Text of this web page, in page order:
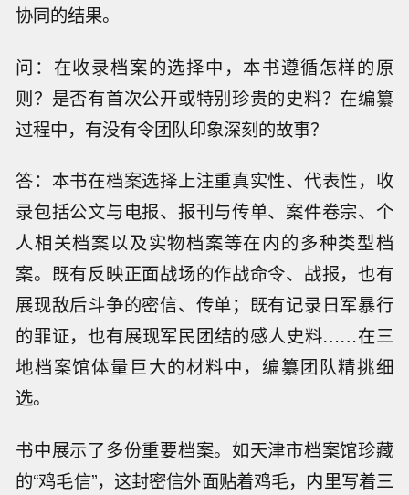
协同的结果。
问：在收录档案的选择中，本书遵循怎样的原
则？是否有首次公开或特别珍贵的史料？在编纂
过程中，有没有令团队印象深刻的故事？
答：本书在档案选择上注重真实性、代表性，收
录包括公文与电报、报刊与传单、案件卷宗、个
人相关档案以及实物档案等在内的多种类型档
案。既有反映正面战场的作战命令、战报，也有
展现敌后斗争的密信、传单；既有记录日军暴行
的罪证，也有展现军民团结的感人史料……在三
地档案馆体量巨大的材料中，编纂团队精挑细
选。
书中展示了多份重要档案。如天津市档案馆珍藏
的“鸡毛信”，这封密信外面贴着鸡毛，内里写着三